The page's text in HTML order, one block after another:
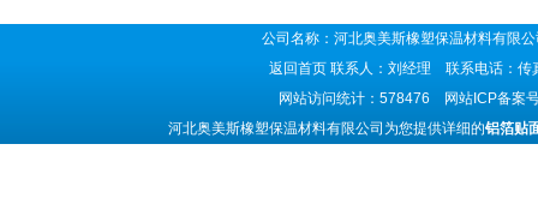
公司名称：河北奥美斯橡塑保温材料有
返回首页 联系人：刘经理 联系电话：
网站访问统计：578476 网站ICP备案
河北奥美斯橡塑保温材料有限公司为您提供详细的铝箔贴